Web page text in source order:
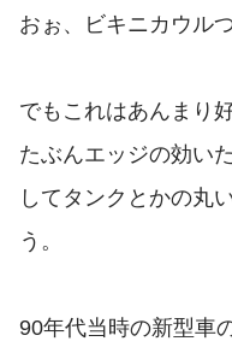
おぉ、ビキニカウル
でもこれはあんまり
たぶんエッジの効い
してタンクとかの丸
う。
90年代当時の新型車